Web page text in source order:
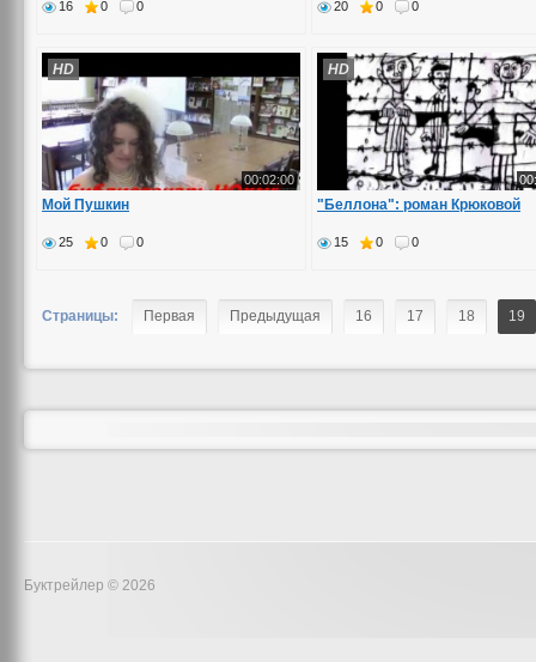
16 0 0 20 0 0
00:02:00
HD
Мой Пушкин
25 0 0
HD
"Беллона": роман Крюковой
15 0 0
Страницы: Первая Предыдущая 16 17 18 19
Буктрейлер © 2026